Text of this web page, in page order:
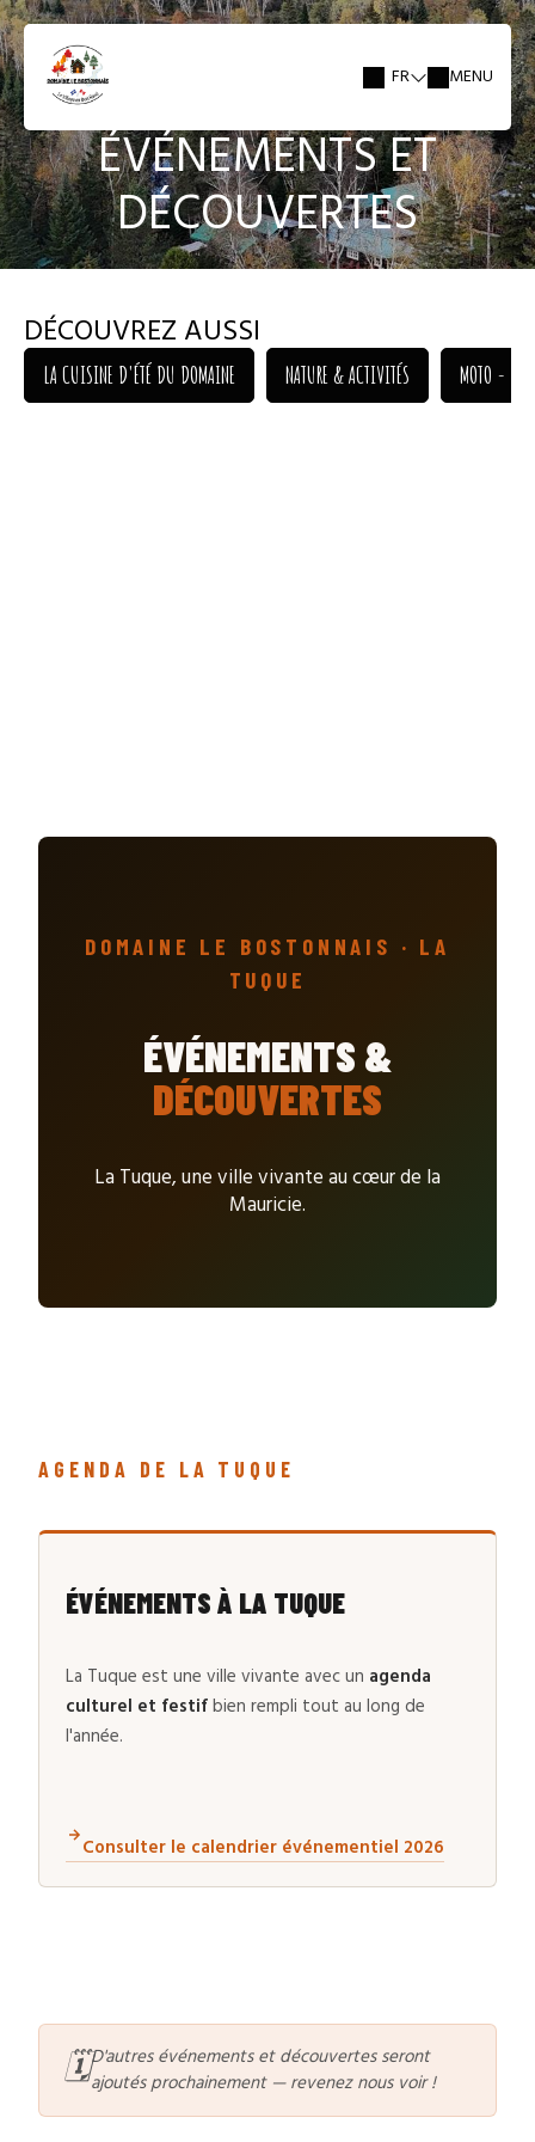
FR MENU
ÉVÉNEMENTS ET
DÉCOUVERTES
DÉCOUVREZ AUSSI
LA CUISINE D'ÉTÉ DU DOMAINE
NATURE & ACTIVITÉS
MOTO - L'
DOMAINE LE BOSTONNAIS · LA
TUQUE
ÉVÉNEMENTS &
DÉCOUVERTES
La Tuque, une ville vivante au cœur de la
Mauricie.
AGENDA DE LA TUQUE
ÉVÉNEMENTS À LA TUQUE
La Tuque est une ville vivante avec un agenda
culturel et festifbien rempli tout au long de
l'année.
🗓️D'autres événements et découvertes seront
ajoutés prochainement — revenez nous voir !